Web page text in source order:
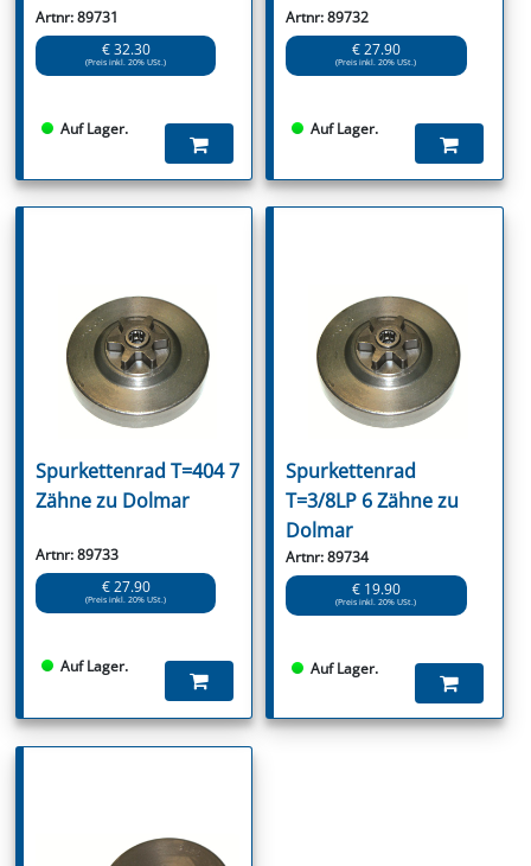
Artnr: 89731
€ 32.30
(Preis inkl. 20% USt.)
Auf Lager.
Artnr: 89732
€ 27.90
(Preis inkl. 20% USt.)
Auf Lager.
Spurkettenrad T=404 7
Zähne zu Dolmar
Artnr: 89733
€ 27.90
(Preis inkl. 20% USt.)
Auf Lager.
Spurkettenrad
T=3/8LP 6 Zähne zu
Dolmar
Artnr: 89734
€ 19.90
(Preis inkl. 20% USt.)
Auf Lager.